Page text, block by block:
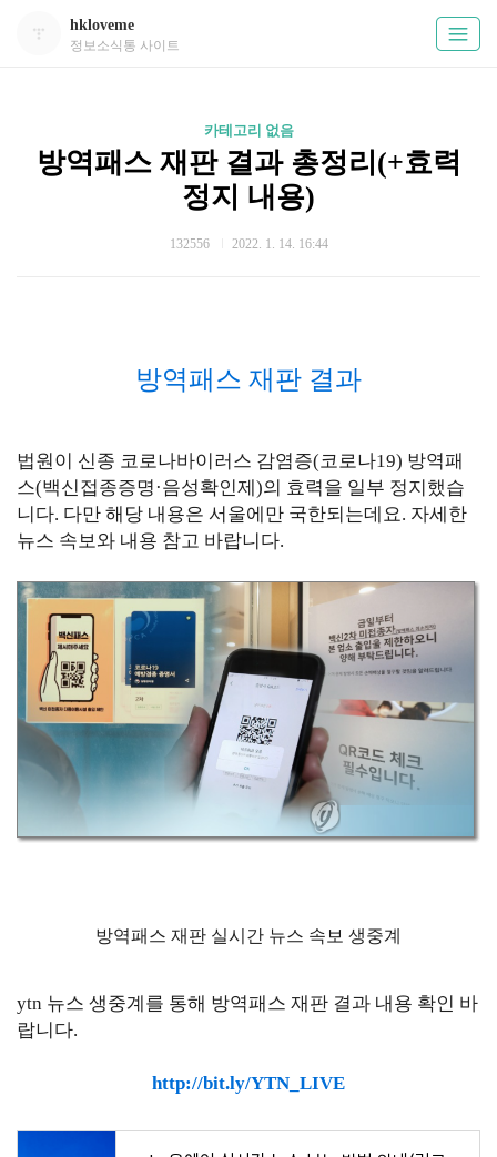
hkloveme
정보소식통 사이트
카테고리 없음
방역패스 재판 결과 총정리(+효력
정지 내용)
132556 2022. 1. 14. 16:44
방역패스 재판 결과
법원이 신종 코로나바이러스 감염증(코로나19) 방역패
스(백신접종증명·음성확인제)의 효력을 일부 정지했습
니다. 다만 해당 내용은 서울에만 국한되는데요. 자세한
뉴스 속보와 내용 참고 바랍니다.
방역패스 재판 실시간 뉴스 속보 생중계
ytn 뉴스 생중계를 통해 방역패스 재판 결과 내용 확인 바
랍니다.
http://bit.ly/YTN_LIVE